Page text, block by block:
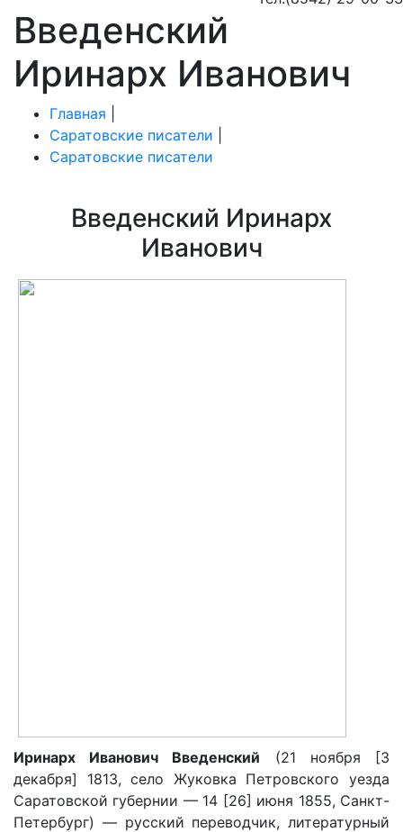
Введенский
Иринарх Иванович
Главная
Саратовские писатели
Саратовские писатели
Введенский Иринарх
Иванович
Иринарх Иванович Введенский (21 ноября [3
декабря] 1813, село Жуковка Петровского уезда
Саратовской губернии — 14 [26] июня 1855, Санкт-
Петербург) — русский переводчик, литературный